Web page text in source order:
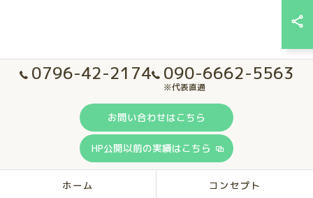
0796-42-2174 090-6662-5563
※代表直通
お問い合わせはこちら
HP公開以前の実績はこちら
ホーム コンセプト